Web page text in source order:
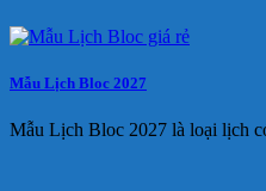
Mẫu Lịch Bloc 2027
Mẫu Lịch Bloc 2027 là loại lịch